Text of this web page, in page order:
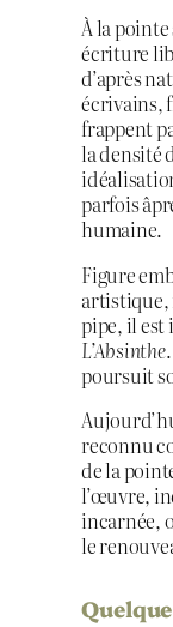
À la
écriture
d’après
écrivains,
frappent
la densité
parfois
humaine.
Figure
artistique,
pipe, il est
L’Absinthe
poursuit
reconnu
de la
l’œuvre,
incarnée,
le